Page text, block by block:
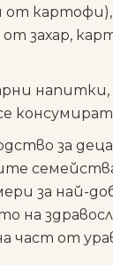
захар,
за
за най-
на
от